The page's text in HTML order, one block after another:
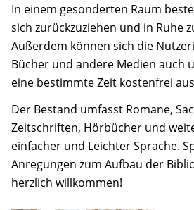
In einem gesonderten Raum
sich zurückzuziehen und in Ruhe
Außerdem können sich die
Bücher und andere Medien auch
eine bestimmte Zeit kostenfrei
Der Bestand umfasst Romane,
Zeitschriften, Hörbücher und
einfacher und Leichter Sprache.
Anregungen zum Aufbau der
herzlich willkommen!